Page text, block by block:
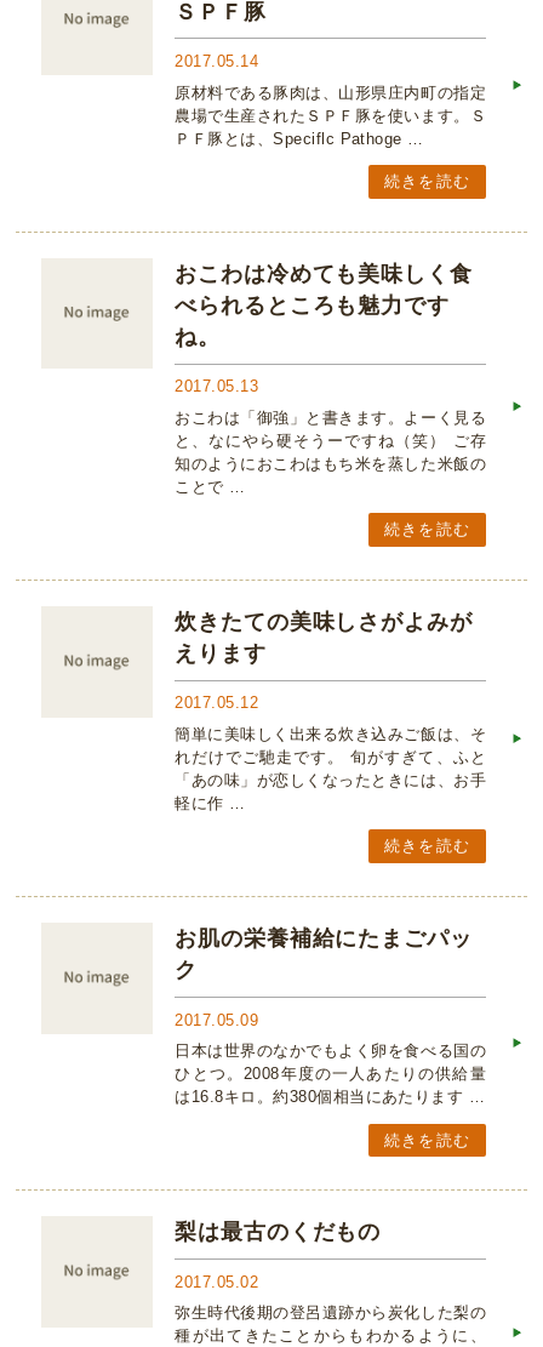
ＳＰＦ豚
2017.05.14
原材料である豚肉は、山形県庄内町の指定
農場で生産されたＳＰＦ豚を使います。Ｓ
ＰＦ豚とは、Speciflc Pathoge …
続きを読む
おこわは冷めても美味しく食
べられるところも魅力です
ね。
2017.05.13
おこわは「御強」と書きます。よーく見る
と、なにやら硬そうーですね（笑） ご存
知のようにおこわはもち米を蒸した米飯の
ことで …
続きを読む
炊きたての美味しさがよみが
えります
2017.05.12
簡単に美味しく出来る炊き込みご飯は、そ
れだけでご馳走です。 旬がすぎて、ふと
「あの味」が恋しくなったときには、お手
軽に作 …
続きを読む
お肌の栄養補給にたまごパッ
ク
2017.05.09
日本は世界のなかでもよく卵を食べる国の
ひとつ。2008年度の一人あたりの供給量
は16.8キロ。約380個相当にあたります …
続きを読む
梨は最古のくだもの
2017.05.02
弥生時代後期の登呂遺跡から炭化した梨の
種が出てきたことからもわかるように、